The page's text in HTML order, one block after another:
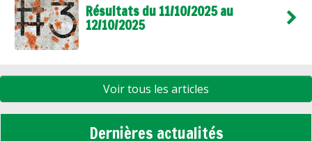
Résultats du 11/10/2025 au
12/10/2025
Voir tous les articles
Dernières actualités